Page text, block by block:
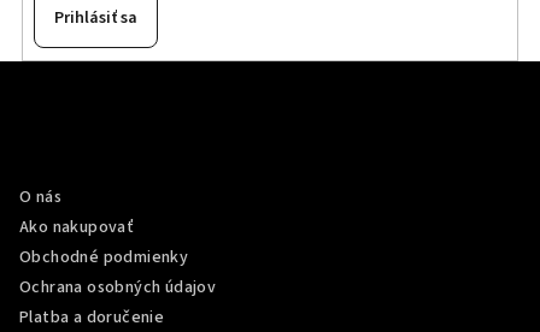
Prihlásiť sa
O nás
Ako nakupovať
Obchodné podmienky
Ochrana osobných údajov
Platba a doručenie